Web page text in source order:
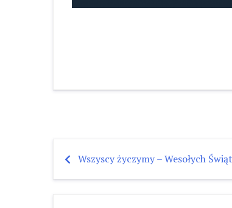
Nawigacja
Wszyscy życzymy – Wesołych